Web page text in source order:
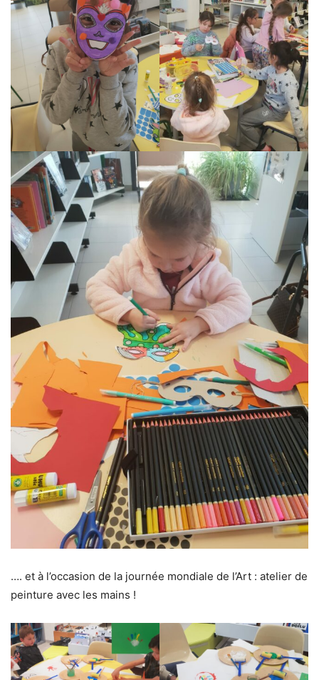
…. et à l’occasion de la journée mondiale de l’Art : atelier de
peinture avec les mains !